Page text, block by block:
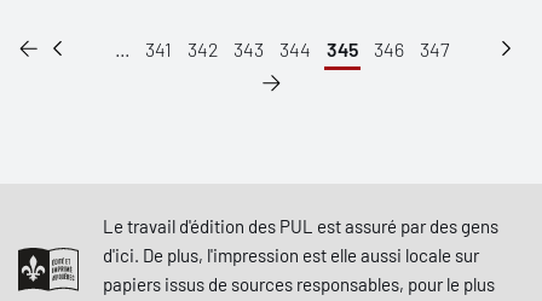
... 341 342 343 344 345 346 347
Le travail d'édition des PUL est assuré par des gens
d'ici. De plus, l'impression est elle aussi locale sur
papiers issus de sources responsables, pour le plus